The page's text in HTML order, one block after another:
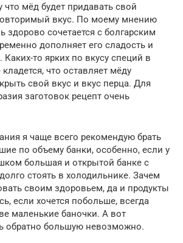
мёд будет придавать свой
вкус. По моему мнению
сочетается с болгарским
дополняет его сладость и
Каких-то ярких по вкусу специй в
что оставляет мёду
свой вкус и вкус перца. Для
заготовок рецепт очень
я чаще всего рекомендую брать
по объему банки, особенно, если у
большая и открытой банке с
стоять в холодильнике. Зачем
своим здоровьем, да и продукты
если хочется побольше, всегда
маленькие баночки. А вот
обратно большую невозможно.